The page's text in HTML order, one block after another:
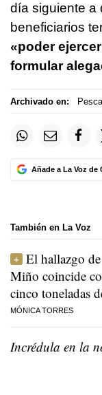
día siguiente a
beneficiarios
«poder
formular
Archivado en: Pesca
Añade a La Voz de
También en La Voz
El hallazgo
Miño coincide
cinco toneladas
MÓNICA TORRES
Incrédula en la